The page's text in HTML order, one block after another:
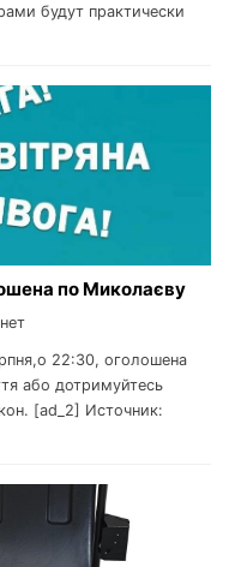
будут практически
по Миколаєву
22:30, оголошена
або дотримуйтесь
[ad_2] Источник: